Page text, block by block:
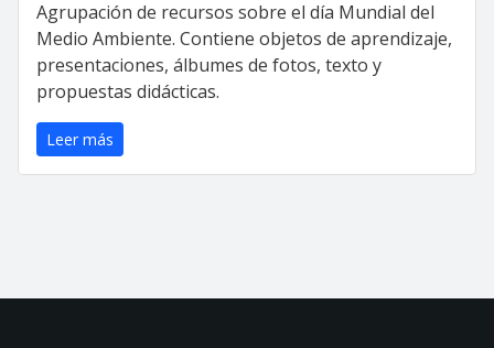
Agrupación de recursos sobre el día Mundial del
Medio Ambiente. Contiene objetos de aprendizaje,
presentaciones, álbumes de fotos, texto y
propuestas didácticas.
Leer más